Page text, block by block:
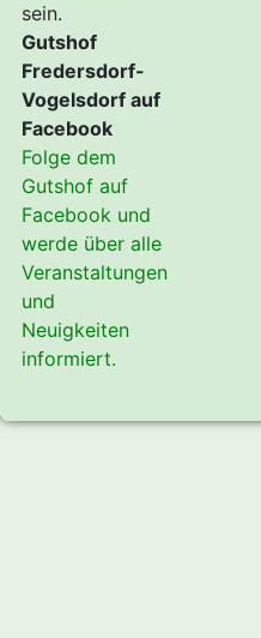
sein.
Gutshof
Fredersdorf-
Vogelsdorf auf
Facebook
Folge dem
Gutshof auf
Facebook und
werde über alle
Veranstaltungen
und
Neuigkeiten
informiert.